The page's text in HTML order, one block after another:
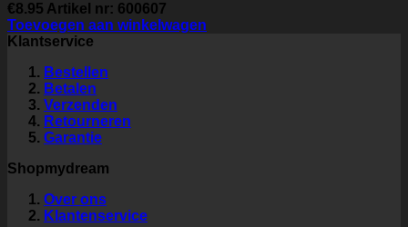
€8.95 Artikel nr: 600607
Toevoegen aan winkelwagen
Klantservice
Bestellen
Betalen
Verzenden
Retourneren
Garantie
Shopmydream
Over ons
Klantenservice